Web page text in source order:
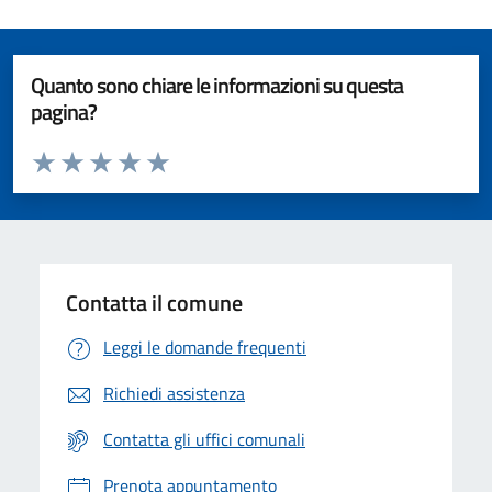
Quanto sono chiare le informazioni su questa
pagina?
Valuta da 1 a 5 stelle la pagina
Valuta 5 stelle su 5
Valuta 4 stelle su 5
Valuta 3 stelle su 5
Valuta 2 stelle su 5
Valuta 1 stelle su 5
Contatta il comune
Leggi le domande frequenti
Richiedi assistenza
Contatta gli uffici comunali
Prenota appuntamento